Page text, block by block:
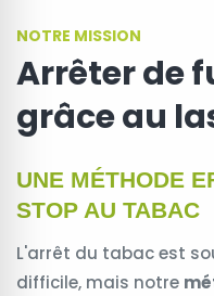
NOTRE MISSION
Arrêter de
grâce au
UNE MÉTHODE
STOP AU TABAC
L'arrêt du tabac est
difficile, mais notre